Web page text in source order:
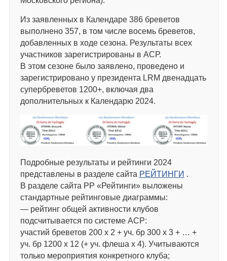
Из заявленных в Календаре 386 бреветов
выполнено 357, в том числе восемь бреветов,
добавленных в ходе сезона. Результаты всех
участников зарегистрированы в АСР.
В этом сезоне было заявлено, проведено и
зарегистрировано у президента LRM двенадцать
супербреветов 1200+, включая два
дополнительных к Календарю 2024.
Подробные результаты и рейтинги 2024
представлены в разделе сайта РЕЙТИНГИ .
В разделе сайта РР «Рейтинги» выложены
стандартные рейтинговые диаграммы:
— рейтинг общей активности клубов
подсчитывается по системе АСР:
участий бреветов 200 х 2 + уч. бр 300 х 3 + … +
уч. бр 1200 х 12 (+ уч. флеша х 4). Учитываются
только мероприятия конкретного клуба;